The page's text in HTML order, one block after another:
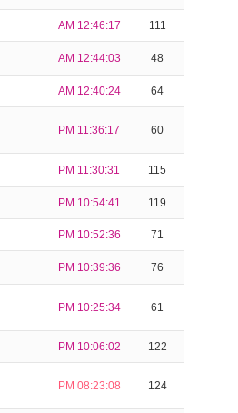
AM 12:46:17 111
AM 12:44:03 48
AM 12:40:24 64
PM 11:36:17 60
PM 11:30:31 115
PM 10:54:41 119
PM 10:52:36 71
PM 10:39:36 76
PM 10:25:34 61
PM 10:06:02 122
PM 08:23:08 124